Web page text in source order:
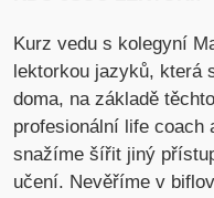
Kurz vedu s kolegyní
lektorkou jazyků, která
doma, na základě
profesionální life coach
snažíme šířit jiný
učení. Nevěříme v